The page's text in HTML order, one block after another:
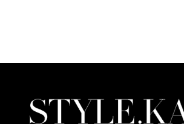
รุ่นนี้อยู่ที่ $875 หรือคิดเป็นเงินไทยป
Black)...